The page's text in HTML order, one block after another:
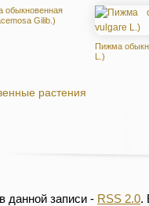
обыкновенная
Gilib.)
Пижма
L.)
растения
данной записи - RSS 2.0.